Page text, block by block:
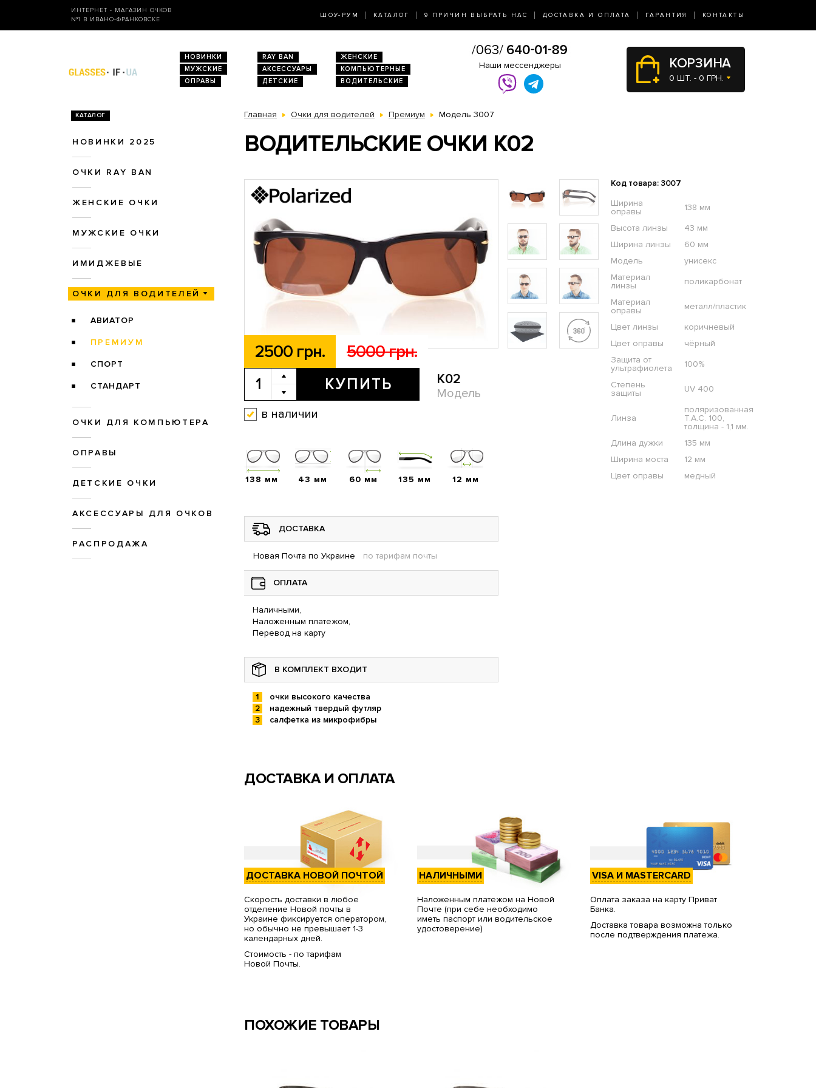
ИНТЕРНЕТ - МАГАЗИН ОЧКОВ
№1 В ИВАНО-ФРАНКОВСКЕ
ШОУ-РУМ КАТАЛОГ 9 ПРИЧИН ВЫБРАТЬ НАС ДОСТАВКА И ОПЛАТА ГАРАНТИЯ КОНТАКТЫ
НОВИНКИ RAY BAN
ЖЕНСКИЕ
МУЖСКИЕ
АКСЕССУАРЫ
КОМПЬЮТЕРНЫЕ
ОПРАВЫ
ДЕТСКИЕ ВОДИТЕЛЬСКИЕ
Наши мессенджеры КОРЗИНА
0 ШТ. - 0 ГРН.
КАТАЛОГ
НОВИНКИ 2025
ОЧКИ RAY BAN
ЖЕНСКИЕ ОЧКИ
МУЖСКИЕ ОЧКИ
ИМИДЖЕВЫЕ
ОЧКИ ДЛЯ ВОДИТЕЛЕЙ
АВИАТОР
ПРЕМИУМ
СПОРТ
СТАНДАРТ
ОЧКИ ДЛЯ КОМПЬЮТЕРА
ОПРАВЫ
ДЕТСКИЕ ОЧКИ
АКСЕССУАРЫ ДЛЯ ОЧКОВ
РАСПРОДАЖА
Главная Очки для водителей Премиум Модель 3007
ВОДИТЕЛЬСКИЕ ОЧКИ K02
2500 грн. 5000 грн.
КУПИТЬ K02
Модель
в наличии
Код товара: 3007
Ширина
оправы
138 мм
Высота линзы
43 мм
Ширина линзы
60 мм
Модель
унисекс
Материал
линзы
поликарбонат
Материал
оправы
металл/пластик
Цвет линзы
коричневый
Цвет оправы
чёрный
Защита от
ультрафиолета
100%
Степень
защиты
UV 400
Линза
поляризованная
T.A.C. 100,
толщина - 1,1 мм.
Длина дужки
135 мм
Ширина моста
12 мм
Цвет оправы
медный
138 мм 43 мм 60 мм 135 мм 12 мм
ДОСТАВКА
Новая Почта по Украине по тарифам почты
ОПЛАТА
Наличными,
Наложенным платежом,
Перевод на карту
В КОМПЛЕКТ ВХОДИТ
очки высокого качества
надежный твердый футляр
салфетка из микрофибры
ДОСТАВКА И ОПЛАТА
ДОСТАВКА НОВОЙ ПОЧТОЙ
Скорость доставки в любое
отделение Новой почты в
Украине фиксируется оператором,
но обычно не превышает 1-3
календарных дней.
Стоимость - по тарифам
Новой Почты.
НАЛИЧНЫМИ
Наложенным платежом на Новой
Почте (при себе необходимо
иметь паспорт или водительское
удостоверение)
VISA И MASTERCARD
Оплата заказа на карту Приват
Банка.
Доставка товара возможна только
после подтверждения платежа.
ПОХОЖИЕ ТОВАРЫ